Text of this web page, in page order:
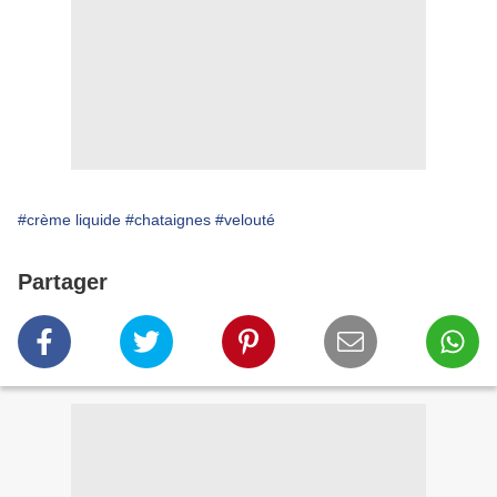
#crème liquide #chataignes #velouté
Partager